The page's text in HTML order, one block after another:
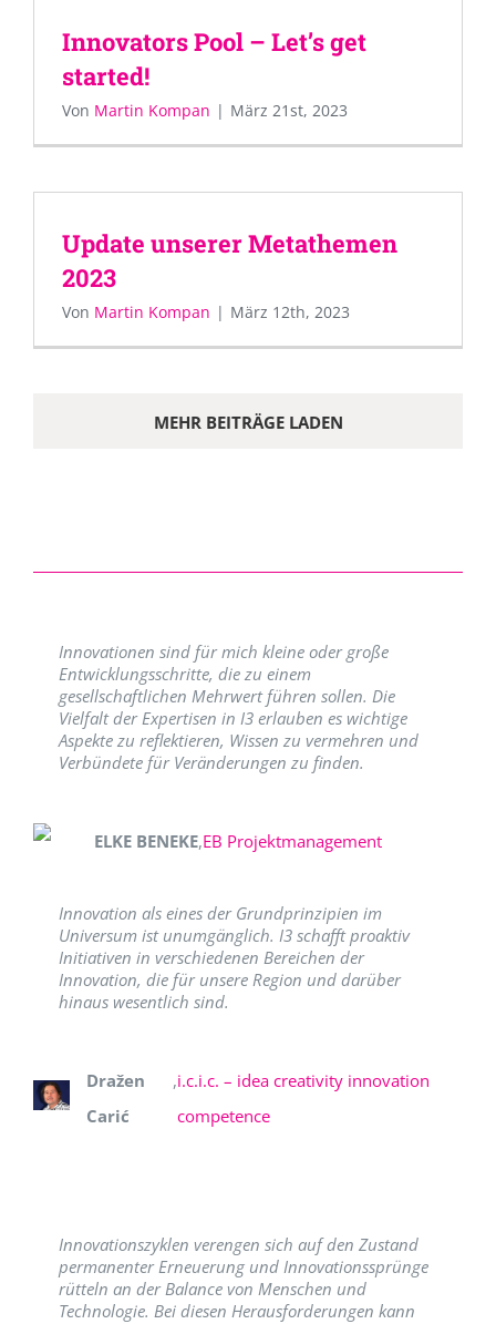
Innovators Pool – Let’s get
started!
Von Martin Kompan | März 21st, 2023
Update unserer Metathemen
2023
Von Martin Kompan | März 12th, 2023
MEHR BEITRÄGE LADEN
Innovationen sind für mich kleine oder große
Entwicklungsschritte, die zu einem
gesellschaftlichen Mehrwert führen sollen. Die
Vielfalt der Expertisen in I3 erlauben es wichtige
Aspekte zu reflektieren, Wissen zu vermehren und
Verbündete für Veränderungen zu finden.
ELKE BENEKE,EB Projektmanagement
Innovation als eines der Grundprinzipien im
Universum ist unumgänglich. I3 schafft proaktiv
Initiativen in verschiedenen Bereichen der
Innovation, die für unsere Region und darüber
hinaus wesentlich sind.
Dražen
Carić
,i.c.i.c. – idea creativity innovation
competence
Innovationszyklen verengen sich auf den Zustand
permanenter Erneuerung und Innovationssprünge
rütteln an der Balance von Menschen und
Technologie. Bei diesen Herausforderungen kann